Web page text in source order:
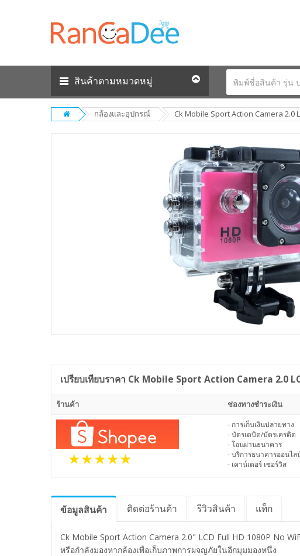
สินค้าตามหมวดหมู่
กล้องและอุปกรณ์ Ck Mobile Sport Action Camera 2.0
เปรียบเทียบราคา Ck Mobile Sport Action Camera 2.0
ร้านค้า ช่องทางชำระเงิน
- การเก็บเงินปลายทาง
- บัตรเดบิต/บัตรเครดิต
- โอนผ่านธนาคาร
- บริการธนาคารออนไล
- เคาน์เตอร์ เซอร์วิส
ข้อมูลสินค้า ติดต่อร้านค้า รีวิวสินค้า แท็ก
Ck Mobile Sport Action Camera 2.0" LCD Full HD 1080P No
หรือกำลังมองหากล้องเพื่อเก็บภาพการผจญภัยในอีกมุมมองหนึ่ง